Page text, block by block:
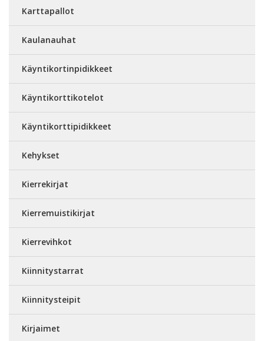
Karttapallot
Kaulanauhat
Käyntikortinpidikkeet
Käyntikorttikotelot
Käyntikorttipidikkeet
Kehykset
Kierrekirjat
Kierremuistikirjat
Kierrevihkot
Kiinnitystarrat
Kiinnitysteipit
Kirjaimet